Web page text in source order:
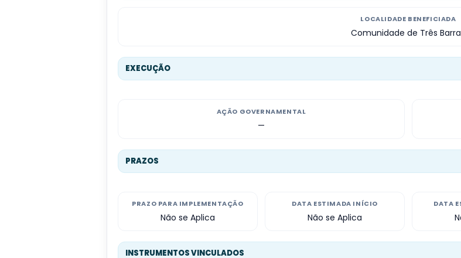
LOCALIDADE BENEFICIADA
Comunidade de Três
EXECUÇÃO
AÇÃO GOVERNAMENTAL
—
PRAZOS
PRAZO PARA IMPLEMENTAÇÃO
Não se Aplica
DATA ESTIMADA INÍCIO
Não se Aplica
DATA
INSTRUMENTOS VINCULADOS